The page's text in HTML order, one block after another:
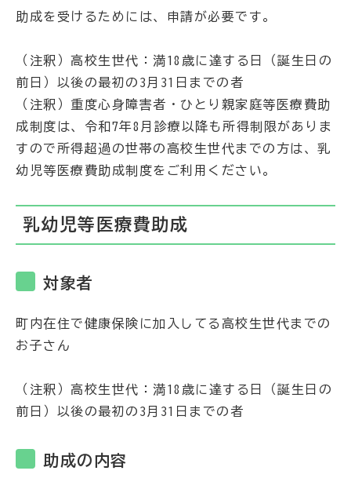
助成を受けるためには、申請が必要です。
（注釈）高校生世代：満18歳に達する日（誕生日の
前日）以後の最初の3月31日までの者
（注釈）重度心身障害者・ひとり親家庭等医療費助
成制度は、令和7年8月診療以降も所得制限がありま
すので所得超過の世帯の高校生世代までの方は、乳
幼児等医療費助成制度をご利用ください。
乳幼児等医療費助成
対象者
町内在住で健康保険に加入してる高校生世代までの
お子さん
（注釈）高校生世代：満18歳に達する日（誕生日の
前日）以後の最初の3月31日までの者
助成の内容